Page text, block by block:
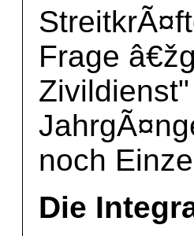
Frage
noch
Die